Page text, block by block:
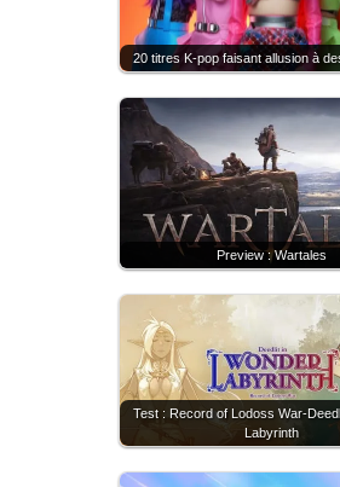
20 titres K-pop faisant allusion à
Preview : Wartales
Test : Record of Lodoss War-
Labyrinth